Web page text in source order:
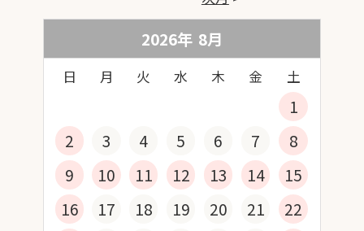
2026年 8月
日 月 火 水 木 金 土
1
2
3 4 5 6 7
8
9
10 11 12 13 14
15
16
17 18 19 20 21
22